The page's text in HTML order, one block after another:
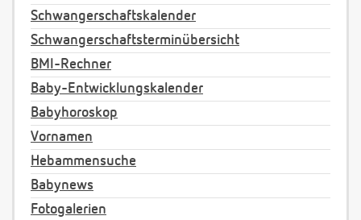
Schwangerschaftskalender
Schwangerschaftsterminübersicht
BMI-Rechner
Baby-Entwicklungskalender
Babyhoroskop
Vornamen
Hebammensuche
Babynews
Fotogalerien